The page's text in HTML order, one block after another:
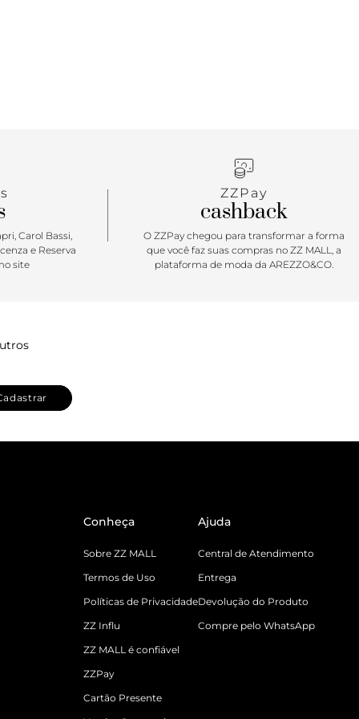
Carol Bassi,
e Reserva
site
ZZPay
cashback
O ZZPay chegou para transformar a forma
que você faz suas compras no ZZ MALL, a
plataforma de moda da AREZZO&CO.
Conheça
Sobre ZZ MALL
Termos de Uso
Políticas de Privacidade
ZZ Influ
ZZ MALL é confiável
ZZPay
Cartão Presente
Ajuda
Central de Atendimento
Entrega
Devolução do Produto
Compre pelo WhatsApp